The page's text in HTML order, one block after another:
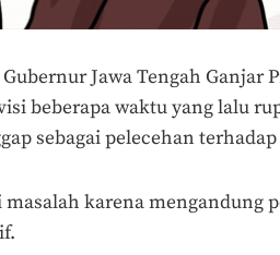
Jawa Tengah Ganjar
beberapa waktu yang lalu
sebagai pelecehan
karena mengandung